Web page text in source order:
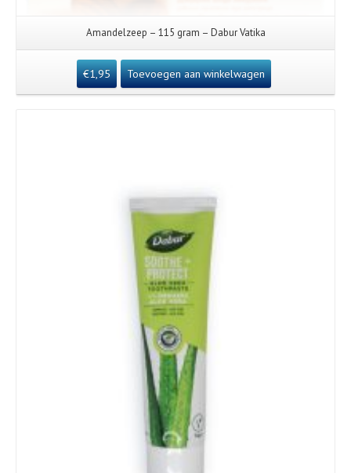
Amandelzeep – 115 gram – Dabur Vatika
€1,95 Toevoegen aan winkelwagen